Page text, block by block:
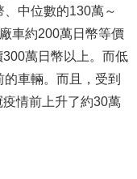
中位數的130萬～
車約200萬日幣等價
萬日幣以上。而低
車輛。而且，受到
情前上升了約30萬